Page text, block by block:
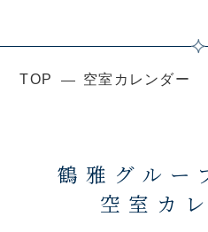
TOP 空室カレンダー
鶴雅グルー
空室カ